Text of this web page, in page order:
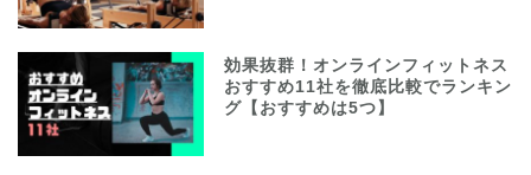
効果抜群！オンラインフィットネス
おすすめ11社を徹底比較でランキン
グ【おすすめは5つ】